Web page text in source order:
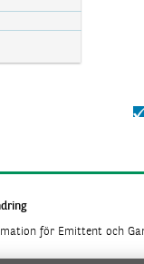
för Emittent och